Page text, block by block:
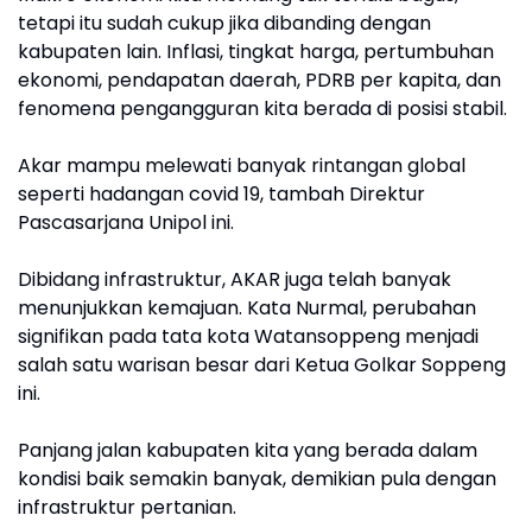
tetapi itu sudah cukup jika dibanding dengan
kabupaten lain. Inflasi, tingkat harga, pertumbuhan
ekonomi, pendapatan daerah, PDRB per kapita, dan
fenomena pengangguran kita berada di posisi stabil.
Akar mampu melewati banyak rintangan global
seperti hadangan covid 19, tambah Direktur
Pascasarjana Unipol ini.
Dibidang infrastruktur, AKAR juga telah banyak
menunjukkan kemajuan. Kata Nurmal, perubahan
signifikan pada tata kota Watansoppeng menjadi
salah satu warisan besar dari Ketua Golkar Soppeng
ini.
Panjang jalan kabupaten kita yang berada dalam
kondisi baik semakin banyak, demikian pula dengan
infrastruktur pertanian.